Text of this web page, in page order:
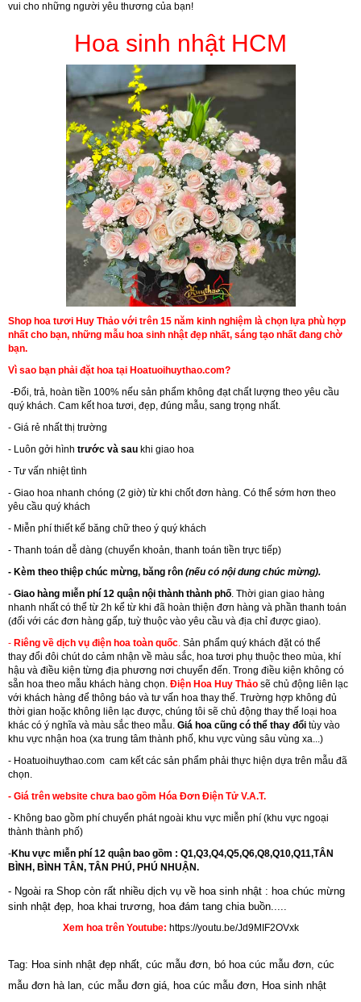
vui cho những người yêu thương của bạn!
Hoa sinh nhật HCM
Shop hoa tươi Huy Thảo với trên 15 năm kinh nghiệm là chọn lựa phù hợp
nhất cho bạn, những mẫu hoa sinh nhật đẹp nhất, sáng tạo nhất đang chờ
bạn.
Vì sao bạn phải đặt hoa tại Hoatuoihuythao.com?
-Đổi, trả, hoàn tiền 100% nếu sản phẩm không đạt chất lượng theo yêu cầu
quý khách. Cam kết hoa tươi, đẹp, đúng mẫu, sang trọng nhất.
- Giá rẻ nhất thị trường
- Luôn gởi hình trước và sau khi giao hoa
- Tư vấn nhiệt tình
- Giao hoa nhanh chóng (2 giờ) từ khi chốt đơn hàng. Có thể sớm hơn theo
yêu cầu quý khách
- Miễn phí thiết kế băng chữ theo ý quý khách
- Thanh toán dễ dàng (chuyển khoản, thanh toán tiền trực tiếp)
- Kèm theo thiệp chúc mừng, băng rôn (nếu có nội dung chúc mừng).
- Giao hàng miễn phí 12 quận nội thành thành phố. Thời gian giao hàng
nhanh nhất có thể từ 2h kể từ khi đã hoàn thiện đơn hàng và phần thanh toán
(đối với các đơn hàng gấp, tuỳ thuộc vào yêu cầu và địa chỉ được giao).
- Riêng về dịch vụ điện hoa toàn quốc. Sản phẩm quý khách đặt có thể
thay đổi đôi chút do cảm nhận về màu sắc, hoa tươi phụ thuộc theo mùa, khí
hậu và điều kiện từng địa phương nơi chuyển đến. Trong điều kiện không có
sẵn hoa theo mẫu khách hàng chọn. Điện Hoa Huy Thảo sẽ chủ động liên lạc
với khách hàng để thông báo và tư vấn hoa thay thế. Trường hợp không đủ
thời gian hoặc không liên lạc được, chúng tôi sẽ chủ động thay thế loại hoa
khác có ý nghĩa và màu sắc theo mẫu. Giá hoa cũng có thể thay đổi tùy vào
khu vực nhận hoa (xa trung tâm thành phố, khu vực vùng sâu vùng xa...)
- Hoatuoihuythao.com cam kết các sản phẩm phải thực hiện dựa trên mẫu đã
chọn.
- Giá trên website chưa bao gồm Hóa Đơn Điện Tử V.A.T.
- Không bao gồm phí chuyển phát ngoài khu vực miễn phí (khu vực ngoại
thành thành phố)
-Khu vực miễn phí 12 quận bao gồm : Q1,Q3,Q4,Q5,Q6,Q8,Q10,Q11,TÂN
BÌNH, BÌNH TÂN, TÂN PHÚ, PHÚ NHUẬN.
- Ngoài ra Shop còn rất nhiều dịch vụ về hoa sinh nhật : hoa chúc mừng
sinh nhật đẹp, hoa khai trương, hoa đám tang chia buồn.....
Xem hoa trên Youtube: https://youtu.be/Jd9MIF2OVxk
Tag: Hoa sinh nhật đẹp nhất, cúc mẫu đơn, bó hoa cúc mẫu đơn, cúc
mẫu đơn hà lan, cúc mẫu đơn giá, hoa cúc mẫu đơn, Hoa sinh nhật